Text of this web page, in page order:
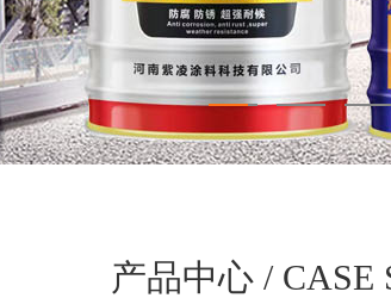
产品中心 / CASE